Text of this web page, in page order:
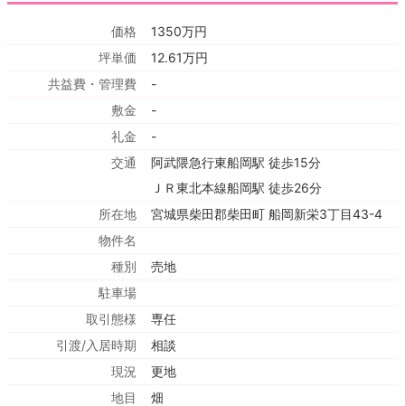
価格
1350万円
坪単価
12.61万円
共益費・管理費
-
敷金
-
礼金
-
交通
阿武隈急行東船岡駅 徒歩15分
ＪＲ東北本線船岡駅 徒歩26分
所在地
宮城県柴田郡柴田町 船岡新栄3丁目43-4
物件名
種別
売地
駐車場
取引態様
専任
引渡/入居時期
相談
現況
更地
地目
畑